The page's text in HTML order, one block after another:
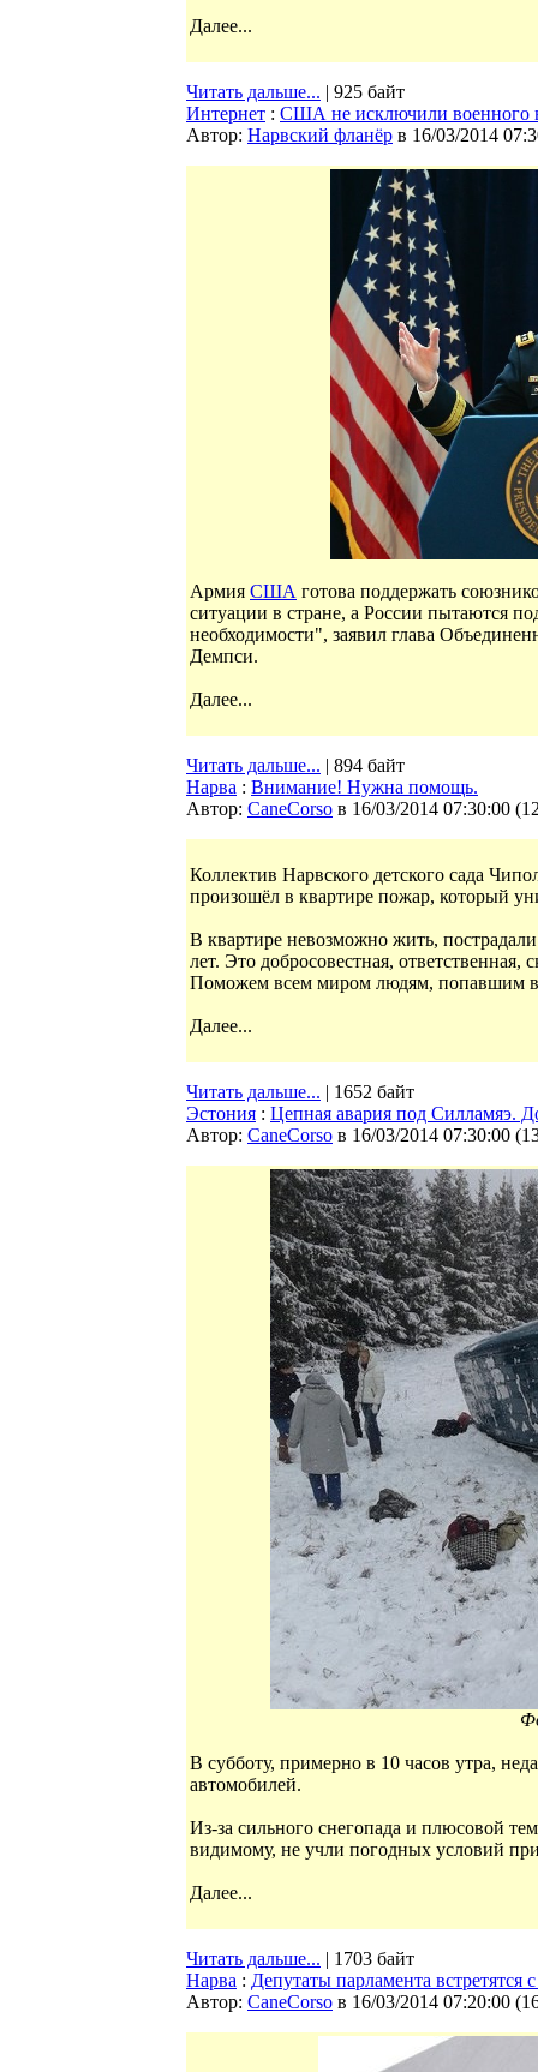
Далее...
Читать дальше... | 925 байт
Интернет : США не исключили военного
Автор: Нарвский фланёр в 16/03/2014
Армия США готова поддержать
ситуации в стране, а России пытаются
необходимости", заявил глава
Демпси.
Далее...
Читать дальше... | 894 байт
Нарва : Внимание! Нужна помощь.
Автор: CaneCorso в 16/03/2014 07:30:00 (
Коллектив Нарвского детского сада
произошёл в квартире пожар, который
В квартире невозможно жить,
лет. Это добросовестная,
Поможем всем миром людям, попавшим в
Далее...
Читать дальше... | 1652 байт
Эстония : Цепная авария под Силламяэ.
Автор: CaneCorso в 16/03/2014 07:30:00 (
В субботу, примерно в 10 часов утра,
автомобилей.
Из-за сильного снегопада и плюсовой
видимому, не учли погодных условий
Далее...
Читать дальше... | 1703 байт
Нарва : Депутаты парламента встретятся
Автор: CaneCorso в 16/03/2014 07:20:00 (